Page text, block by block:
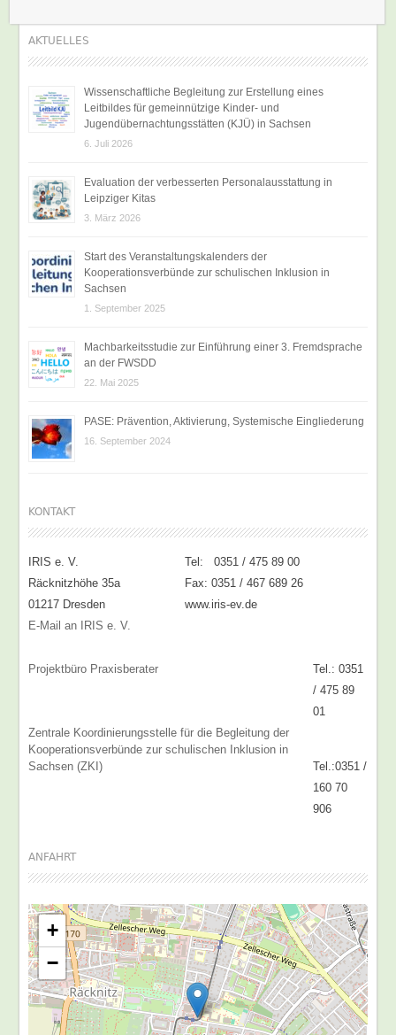
AKTUELLES
Wissenschaftliche Begleitung zur Erstellung eines
Leitbildes für gemeinnützige Kinder- und
Jugendübernachtungsstätten (KJÜ) in Sachsen
6. Juli 2026
Evaluation der verbesserten Personalausstattung in
Leipziger Kitas
3. März 2026
Start des Veranstaltungskalenders der
Kooperationsverbünde zur schulischen Inklusion in
Sachsen
1. September 2025
Machbarkeitsstudie zur Einführung einer 3. Fremdsprache
an der FWSDD
22. Mai 2025
PASE: Prävention, Aktivierung, Systemische Eingliederung
16. September 2024
KONTAKT
IRIS e. V.
Tel: 0351 / 475 89 00
Räcknitzhöhe 35a
Fax: 0351 / 467 689 26
01217 Dresden
www.iris-ev.de
E-Mail an IRIS e. V.
Projektbüro Praxisberater
Tel.: 0351
/ 475 89
01
Zentrale Koordinierungsstelle für die Begleitung der
Kooperationsverbünde zur schulischen Inklusion in
Sachsen (ZKI)
Tel.:0351 /
160 70
906
ANFAHRT
+
−